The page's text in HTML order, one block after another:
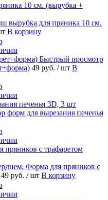
вырубка для пряника 10 см.
В корзину
Быстрый просмотр
49 руб. / шт В
форм для вырезания печенья
Форма для пряников с
49 руб. / шт В корзину